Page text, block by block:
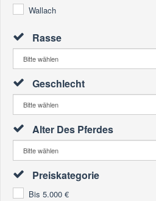
Wallach
Rasse
Geschlecht
Alter Des Pferdes
Preiskategorie
Bis 5.000 €